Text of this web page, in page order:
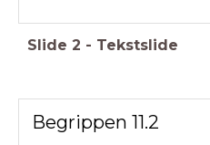
Slide 2 - Tekstslide
Begrippen 11.2